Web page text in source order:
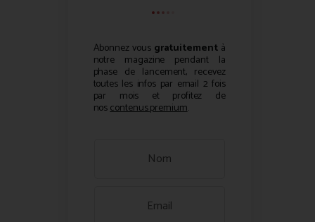
Abonnez vous gratuitementà
notre magazine pendant la
phase de lancement, recevez
toutes les infos par email 2 fois
par mois et profitez de
noscontenus premium.